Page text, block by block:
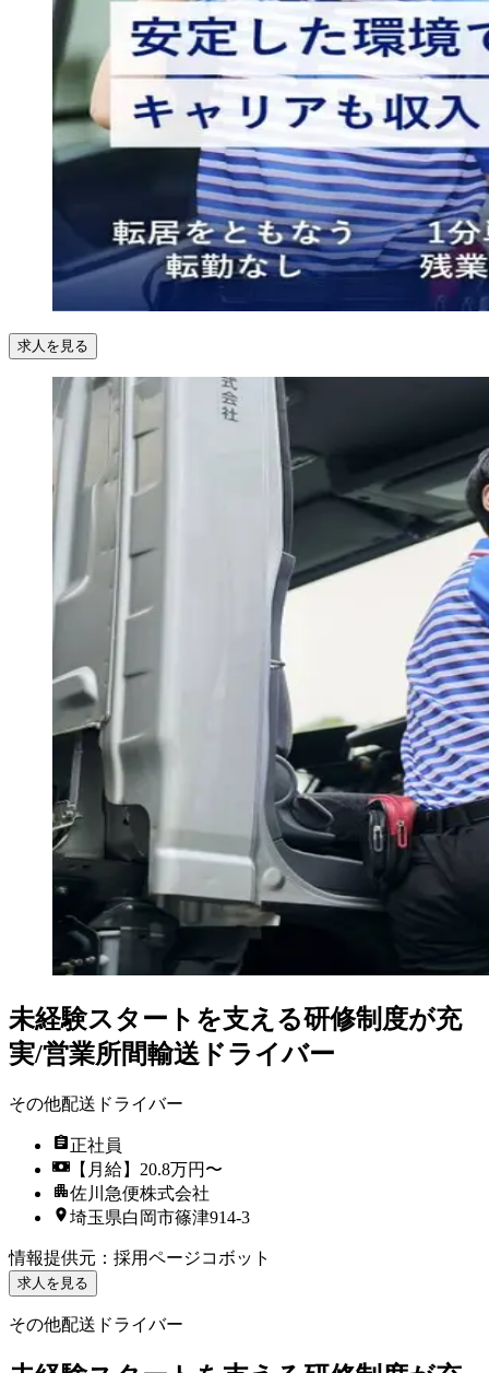
求人を見る
未経験スタートを支える研修制度が充
実/営業所間輸送ドライバー
その他配送ドライバー
正社員
【月給】20.8万円〜
佐川急便株式会社
埼玉県白岡市篠津914-3
情報提供元 ： 採用ページコボット
求人を見る
その他配送ドライバー